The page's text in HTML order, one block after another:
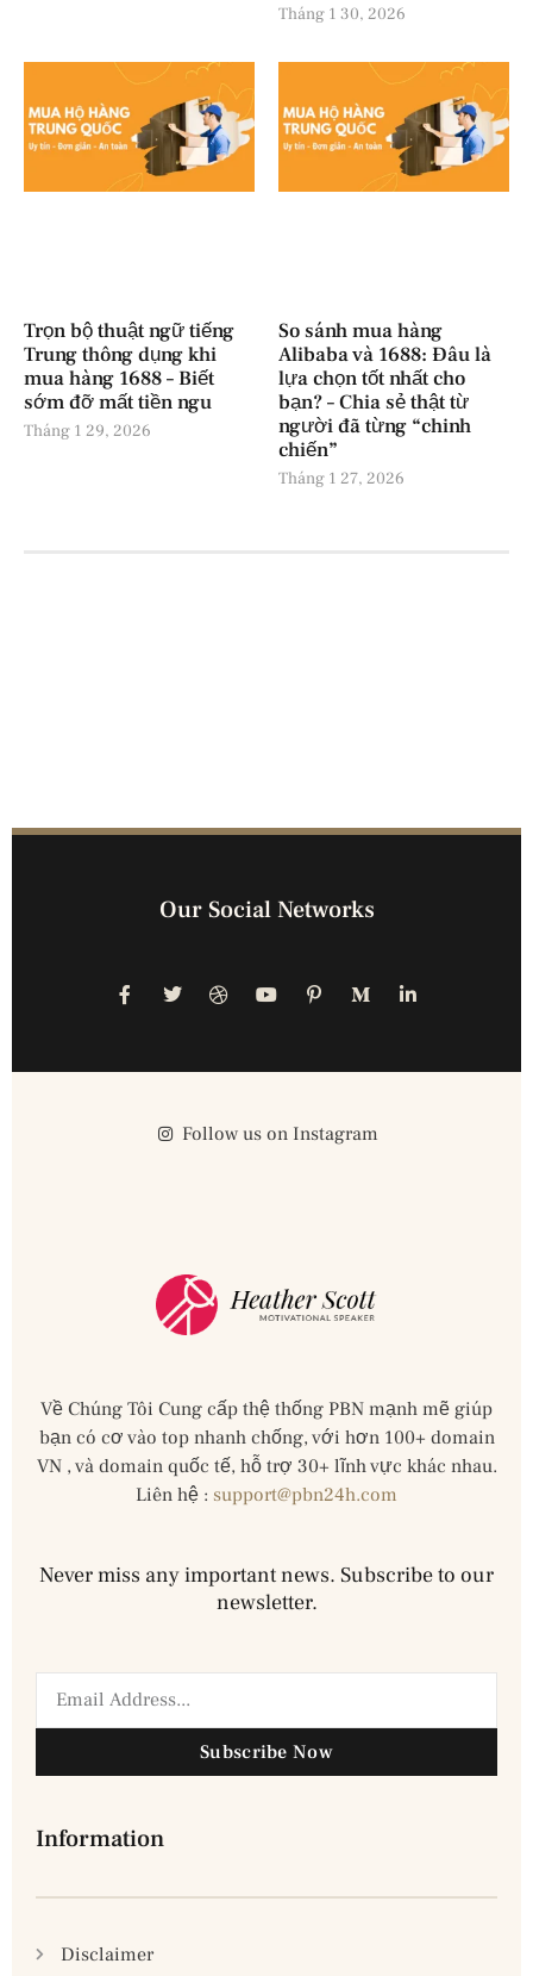
Tháng 1 30, 2026
Trọn bộ thuật ngữ tiếng
Trung thông dụng khi
mua hàng 1688 – Biết
sớm đỡ mất tiền ngu
Tháng 1 29, 2026
So sánh mua hàng
Alibaba và 1688: Đâu là
lựa chọn tốt nhất cho
bạn? – Chia sẻ thật từ
người đã từng “chinh
chiến”
Tháng 1 27, 2026
Our Social Networks
Follow us on Instagram
Về Chúng Tôi Cung cấp thệ thống PBN mạnh mẽ giúp
bạn có cơ vào top nhanh chống, với hơn 100+ domain
VN , và domain quốc tế, hỗ trợ 30+ lĩnh vực khác nhau.
Liên hệ : support@pbn24h.com
Never miss any important news. Subscribe to our
newsletter.
Subscribe Now
Information
Disclaimer